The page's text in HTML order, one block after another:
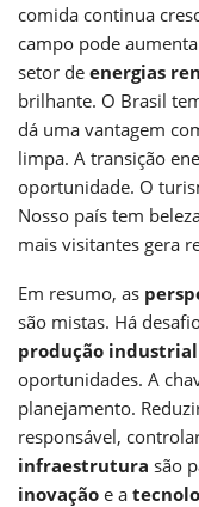
comida continua
campo pode
setor de energias
brilhante. O Brasil
dá uma vantagem
limpa. A transição
oportunidade. O
Nosso país tem
mais visitantes gera
Em resumo, as
são mistas. Há
produção industrial
oportunidades. A
planejamento.
responsável,
infraestrutura são
inovação e a